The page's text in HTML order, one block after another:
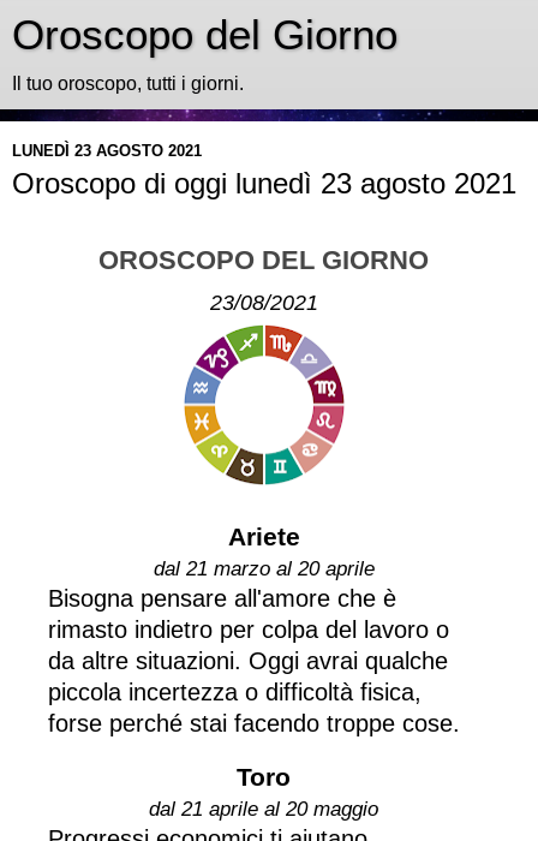
Oroscopo del Giorno
Il tuo oroscopo, tutti i giorni.
LUNEDÌ 23 AGOSTO 2021
Oroscopo di oggi lunedì 23 agosto 2021
OROSCOPO DEL GIORNO
23/08/2021
Ariete
dal 21 marzo al 20 aprile
Bisogna pensare all'amore che è
rimasto indietro per colpa del lavoro o
da altre situazioni. Oggi avrai qualche
piccola incertezza o difficoltà fisica,
forse perché stai facendo troppe cose.
Toro
dal 21 aprile al 20 maggio